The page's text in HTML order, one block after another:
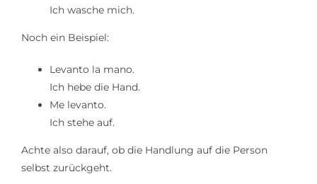
Ich wasche mich.
Noch ein Beispiel:
Levanto la mano.
Ich hebe die Hand.
Me levanto.
Ich stehe auf.
Achte also darauf, ob die Handlung auf die Person
selbst zurückgeht.